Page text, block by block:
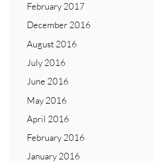
February 2017
December 2016
August 2016
July 2016
June 2016
May 2016
April 2016
February 2016
January 2016